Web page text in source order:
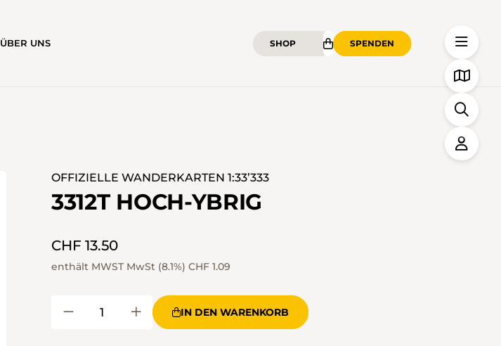
ÜBER UNS SHOP SPENDEN
OFFIZIELLE WANDERKARTEN 1:33’333
3312T HOCH-YBRIG
CHF 13.50
enthält MWST MwSt (8.1%) CHF 1.09
IN DEN WARENKORB